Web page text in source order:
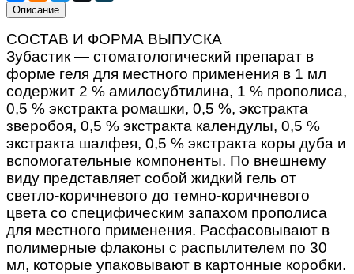
Описание
СОСТАВ И ФОРМА ВЫПУСКА
Зубастик — стоматологический препарат в
форме геля для местного применения в 1 мл
содержит 2 % амилосубтилина, 1 % прополиса,
0,5 % экстракта ромашки, 0,5 %, экстракта
зверобоя, 0,5 % экстракта календулы, 0,5 %
экстракта шалфея, 0,5 % экстракта коры дуба и
вспомогательные компоненты. По внешнему
виду представляет собой жидкий гель от
светло-коричневого до темно-коричневого
цвета со специфическим запахом прополиса
для местного применения. Расфасовывают в
полимерные флаконы с распылителем по 30
мл, которые упаковывают в картонные коробки.